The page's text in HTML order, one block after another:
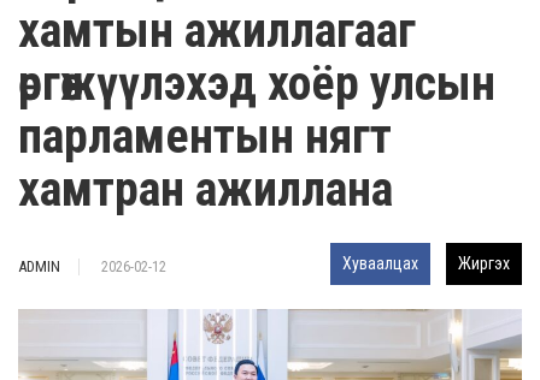
хамтын ажиллагааг
өргөжүүлэхэд хоёр улсын
парламентын нягт
хамтран ажиллана
ADMIN 2026-02-12 Хуваалцах Жиргэх